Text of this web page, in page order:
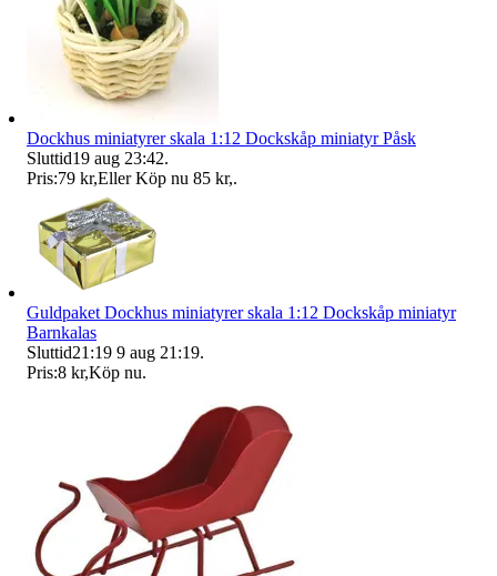
Dockhus miniatyrer skala 1:12 Dockskåp miniatyr Påsk
Sluttid19 aug 23:42.
Pris:79 kr,Eller Köp nu 85 kr,.
Guldpaket Dockhus miniatyrer skala 1:12 Dockskåp miniatyr
Barnkalas
Sluttid21:19 9 aug 21:19.
Pris:8 kr,Köp nu.